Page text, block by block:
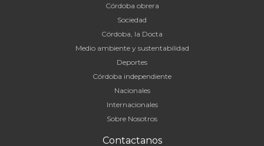
Córdoba obrera
Sociedad
Córdoba, la Docta
Medio ambiente y sustentabilidad
Deportes
Córdoba independiente
Nacionales
Internacionales
Sobre Nosotros
Contactanos